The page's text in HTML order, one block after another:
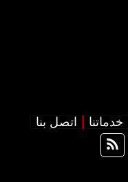
خدماتنا اتصل بنا